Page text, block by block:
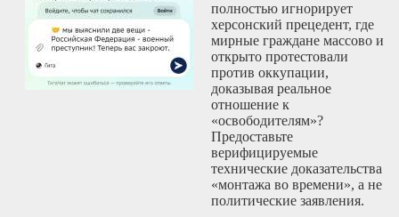
полностью игнорирует
херсонский прецедент, где
мирные граждане массово и
открыто протестовали
против оккупации,
доказывая реальное
отношение к
«освободителям»?
Предоставьте
верифицируемые
технические доказательства
«монтажа во времени», а не
политические заявления.